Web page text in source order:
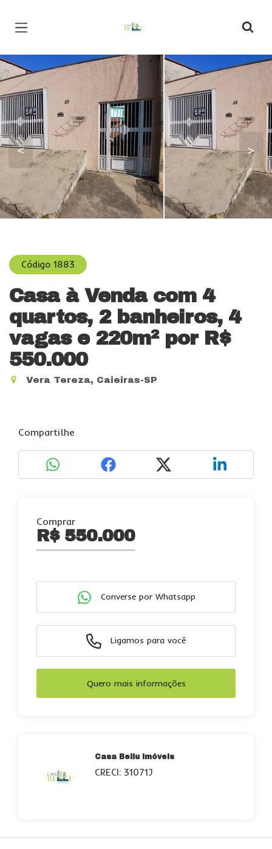
< >
Código 1883
Casa à Venda com 4
quartos, 2 banheiros, 4
vagas e 220m² por R$
550.000
Vera Tereza, Caieiras-SP
Compartilhe
Comprar
R$ 550.000
Converse por Whatsapp
Ligamos para você
Quero mais informações
Casa Bellu Imóveis
CRECI: 31071J